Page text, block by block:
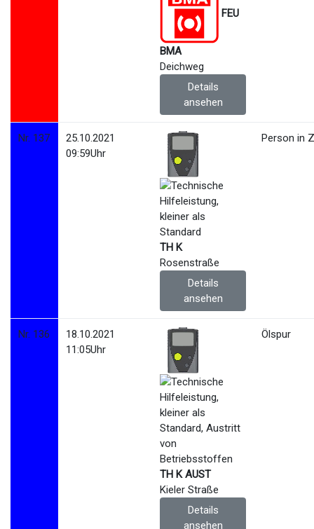
FEU
BMA
Deichweg
Details
ansehen
Nr. 137
25.10.2021
09:59Uhr
TH K
Rosenstraße
Details
ansehen
Person in
Nr. 136
18.10.2021
11:05Uhr
TH K AUST
Kieler Straße
Details
ansehen
Ölspur